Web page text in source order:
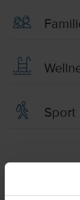
Sport